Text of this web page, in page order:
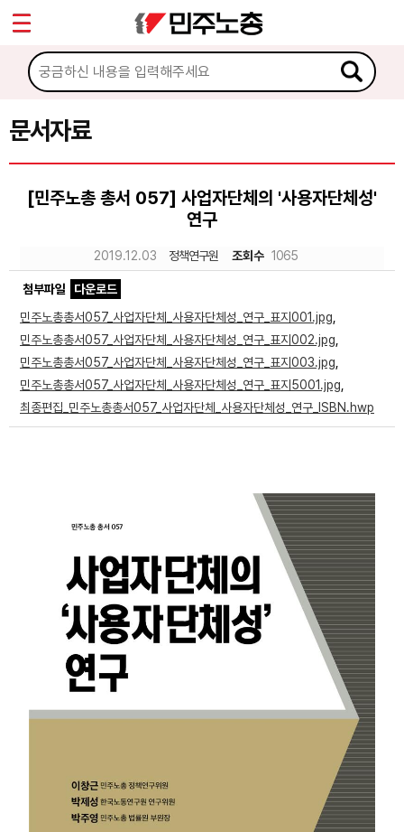
문서자료
[민주노총 총서 057] 사업자단체의 '사용자단체성'
연구
2019.12.03 정책연구원 조회수 1065
첨부파일
다운로드
민주노총총서057_사업자단체_사용자단체성_연구_표지001.jpg
민주노총총서057_사업자단체_사용자단체성_연구_표지002.jpg
민주노총총서057_사업자단체_사용자단체성_연구_표지003.jpg
민주노총총서057_사업자단체_사용자단체성_연구_표지5001.jpg
최종편집_민주노총총서057_사업자단체_사용자단체성_연구_ISBN.hwp
마이페이지
소개
소식
문서자료
이미지자료
미디어자료
카드뉴스
부설기관
Sketchbook5, 스케치북5
Sketchbook5, 스케치북5